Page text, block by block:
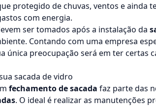
protegido de chuvas, ventos e ainda
com energia.
ser tomados após a instalação da
Contando com uma empresa
única preocupação será em ter certas
sacada de vidro
fechamento de sacada faz parte das
. O ideal é realizar as manutenções